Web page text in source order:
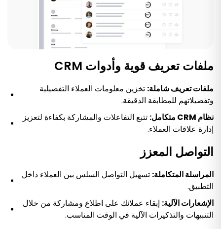
ملفات تعريف قوية وأدوات CRM
ملفات تعريف شاملة: تخزين معلومات العملاء التفصيلية
وتفضيلاتهم للمطابقة الدقيقة.
نظام CRM متكامل:
تتبع التفاعلات والمشاركة بكفاءة لتعزيز
إدارة علاقات العملاء.
التواصل المعزز
المراسلة المتكاملة: تسهيل التواصل السلس بين العملاء داخل
التطبيق.
الإشعارات الآلية: إبقاء عملائك على اطلاع ومشاركة من خلال
التنبيهات والتذكيرات الآلية في الوقت المناسب.